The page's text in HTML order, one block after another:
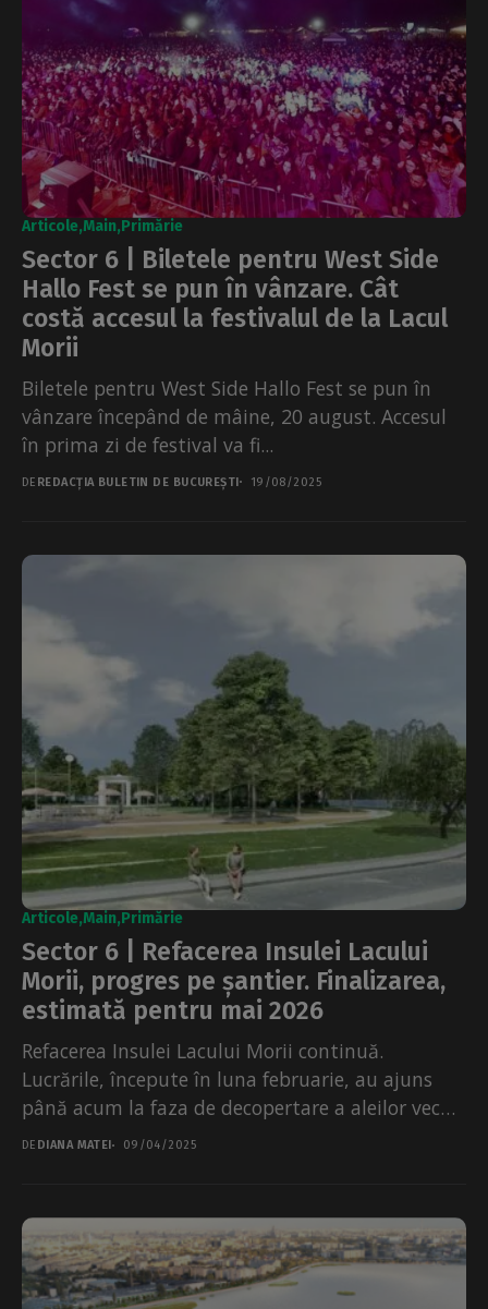
Articole Main Primărie
Sector 6 | Biletele pentru West Side
Hallo Fest se pun în vânzare. Cât
costă accesul la festivalul de la Lacul
Morii
Biletele pentru West Side Hallo Fest se pun în
vânzare începând de mâine, 20 august. Accesul
în prima zi de festival va fi...
DE REDACȚIA BULETIN DE BUCUREȘTI 19/08/2025
Articole Main Primărie
Sector 6 | Refacerea Insulei Lacului
Morii, progres pe șantier. Finalizarea,
estimată pentru mai 2026
Refacerea Insulei Lacului Morii continuă.
Lucrările, începute în luna februarie, au ajuns
până acum la faza de decopertare a aleilor vechi
și degradate,...
DE DIANA MATEI 09/04/2025